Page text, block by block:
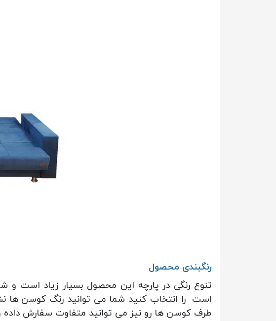
رنگبندی محصول
تنوع رنگی در پارچه این محصول بسیار زیاد است و
است را انتخاب کنید شما می توانید رنگ کوسن ها
طرف کوسن ها رو نیز می توانید متفاوت سفارش داده